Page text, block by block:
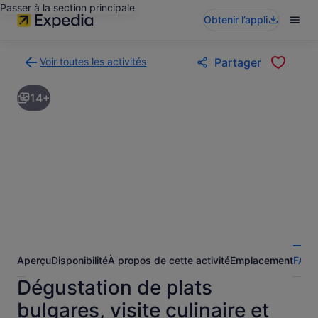
Passer à la section principale
Obtenir l’appli
Voir toutes les activités
à
la
page
Partager
14+
AperçuDisponibilitéÀ propos de cette activitéEmplacementFAQ
Dégustation de plats
bulgares, visite culinaire et